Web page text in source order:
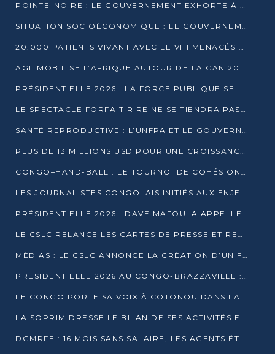
POINTE-NOIRE : LE GOUVERNEMENT EXHORTE À UN USAGE RESPONSABLE DU NOUVEAU MATÉRIEL MUNICIPAL
SITUATION SOCIOÉCONOMIQUE : LE GOUVERNEMENT INTERPELLÉ DEVANT LE SÉNAT
20.000 PATIENTS VIVANT AVEC LE VIH MENACÉS D’ARRÊT DE TRAITEMENT
AGL MOBILISE L’AFRIQUE AUTOUR DE LA CAN 2025
PRÉSIDENTIELLE 2026 : LA FORCE PUBLIQUE SE PRÉPARE À SÉCURISER LE SCRUTIN
LE SPECTACLE FORFAIT RIRE NE SE TIENDRA PAS LE 1ER JANVIER
SANTÉ REPRODUCTIVE : L’UNFPA ET LE GOUVERNEMENT AFFINENT LES PRIORITÉS DE 2026
PLUS DE 13 MILLIONS USD POUR UNE CROISSANCE VERTE ET SOUVERAINE
CONGO–HAND-BALL : LE TOURNOI DE COHÉSION ET DE FRATERNITÉ ALLUME SES LAMPIONS À BRAZZAVILLE
LES JOURNALISTES CONGOLAIS INITIÉS AUX ENJEUX DE L’ÉCONOMIE BLEUE
PRÉSIDENTIELLE 2026 : DAVE MAFOULA APPELLE LES CONGOLAIS À UN « NOUVEAU DÉPART »
LE CSLC RELANCE LES CARTES DE PRESSE ET RECONNAÎT OFFICIELLEMENT LES MÉDIAS EN LIGNE
MÉDIAS : LE CSLC ANNONCE LA CRÉATION D’UN FONDS D’APPUI À LA PRESSE
PRESIDENTIELLE 2026 AU CONGO-BRAZZAVILLE : UN CASTING ÉLARGI
LE CONGO PORTE SA VOIX À COTONOU DANS LA LUTTE CONTRE LA TUBERCULOSE
LA SOPRIM DRESSE LE BILAN DE SES ACTIVITÉS ET FIXE DE NOUVELLES PRIORITÉS
DGMRFE : 16 MOIS SANS SALAIRE, LES AGENTS ÉTOUFFENT DANS LE SILENCE